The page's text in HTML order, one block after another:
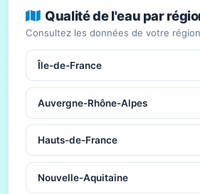
Qualité de l'eau par
Consultez les données de votre
Île-de-France
Auvergne-Rhône-Alpes
Hauts-de-France
Nouvelle-Aquitaine